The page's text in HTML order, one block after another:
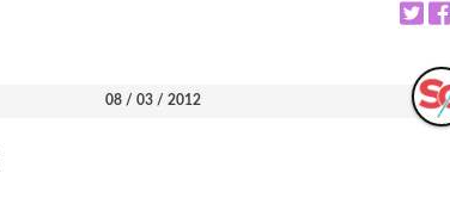
08 / 03 / 2012